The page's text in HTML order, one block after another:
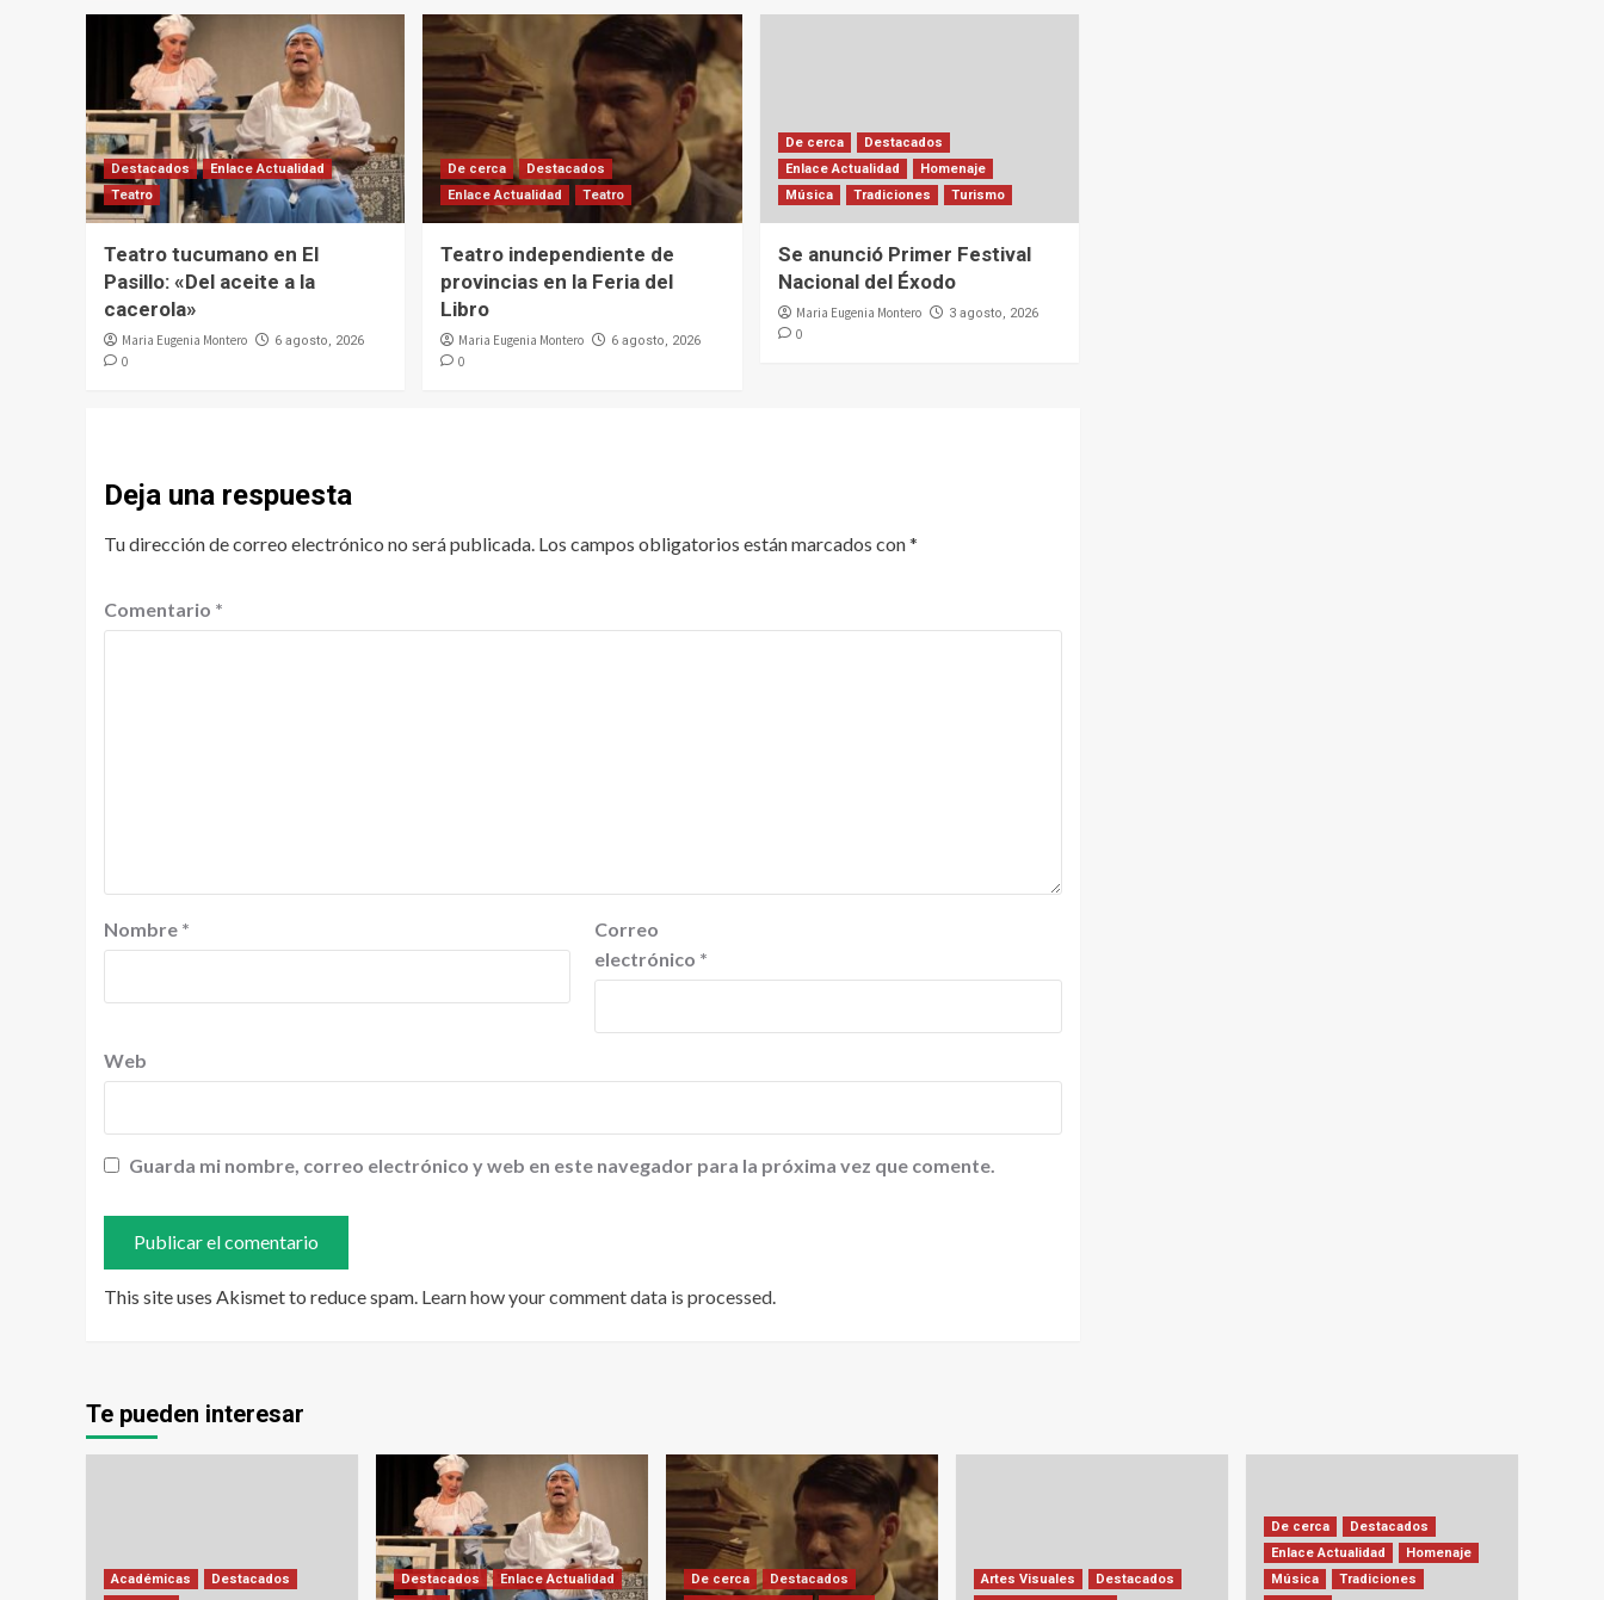
Destacados
Enlace Actualidad
Teatro
Teatro tucumano en El
Pasillo: «Del aceite a la
cacerola»
Maria Eugenia Montero 6 agosto, 2026
0
De cerca
Destacados
Enlace Actualidad
Teatro
Teatro independiente de
provincias en la Feria del
Libro
Maria Eugenia Montero 6 agosto, 2026
0
De cerca
Destacados
Enlace Actualidad
Homenaje
Música
Tradiciones Turismo
Se anunció Primer Festival
Nacional del Éxodo
Maria Eugenia Montero 3 agosto, 2026
0
Deja una respuesta
Tu dirección de correo electrónico no será publicada. Los campos obligatorios están marcados con*
Comentario *
Nombre *
Correo
electrónico *
Web
Guarda mi nombre, correo electrónico y web en este navegador para la próxima vez que comente.
This site uses Akismet to reduce spam. Learn how your comment data is processed
Te pueden interesar
Académicas
Destacados
Destacados
Enlace Actualidad
De cerca
Destacados
Artes Visuales
Destacados
De cerca
Destacados
Enlace Actualidad
Homenaje
Música
Tradiciones